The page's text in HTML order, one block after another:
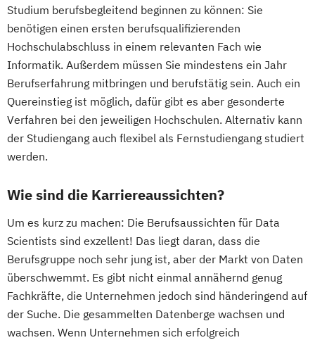
Studium berufsbegleitend beginnen zu können: Sie
benötigen einen ersten berufsqualifizierenden
Hochschulabschluss in einem relevanten Fach wie
Informatik. Außerdem müssen Sie mindestens ein Jahr
Berufserfahrung mitbringen und berufstätig sein. Auch ein
Quereinstieg ist möglich, dafür gibt es aber gesonderte
Verfahren bei den jeweiligen Hochschulen. Alternativ kann
der Studiengang auch flexibel als Fernstudiengang studiert
werden.
Wie sind die Karriereaussichten?
Um es kurz zu machen: Die Berufsaussichten für Data
Scientists sind exzellent! Das liegt daran, dass die
Berufsgruppe noch sehr jung ist, aber der Markt von Daten
überschwemmt. Es gibt nicht einmal annähernd genug
Fachkräfte, die Unternehmen jedoch sind händeringend auf
der Suche. Die gesammelten Datenberge wachsen und
wachsen. Wenn Unternehmen sich erfolgreich